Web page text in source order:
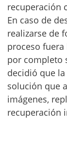
recuperación
En caso de
realizarse de
proceso
por completo
decidió que
solución que
imágenes,
recuperación